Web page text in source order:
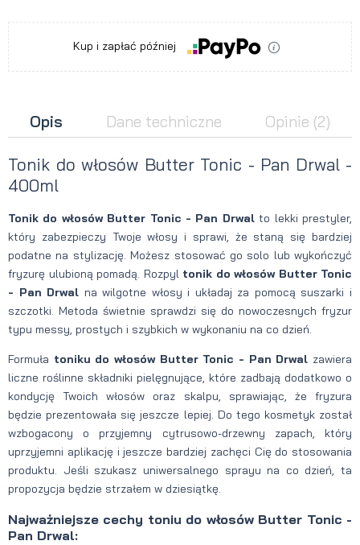
Kup i zapłać później
Opis Dane techniczne Opinie (2)
Tonik do włosów Butter Tonic - Pan Drwal -
400ml
Tonik do włosów Butter Tonic - Pan Drwalto lekki prestyler,
który zabezpieczy Twoje włosy i sprawi, że staną się bardziej
podatne na stylizację. Możesz stosować go solo lub wykończyć
fryzurę ulubioną pomadą. Rozpyl tonik do włosów Butter Tonic
- Pan Drwal na wilgotne włosy i układaj za pomocą suszarki i
szczotki. Metoda świetnie sprawdzi się do nowoczesnych fryzur
typu messy, prostych i szybkich w wykonaniu na co dzień.
Formuła toniku do włosów Butter Tonic - Pan Drwal zawiera
liczne roślinne składniki pielęgnujące, które zadbają dodatkowo o
kondycję Twoich włosów oraz skalpu, sprawiając, że fryzura
będzie prezentowała się jeszcze lepiej. Do tego kosmetyk został
wzbogacony o przyjemny cytrusowo-drzewny zapach, który
uprzyjemni aplikację i jeszcze bardziej zachęci Cię do stosowania
produktu. Jeśli szukasz uniwersalnego sprayu na co dzień, ta
propozycja będzie strzałem w dziesiątkę.
Najważniejsze cechy toniu do włosów Butter Tonic -
Pan Drwal: